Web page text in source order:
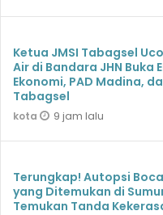
Ketua JMSI Tabagsel
Air di Bandara JHN Buka
Ekonomi, PAD Madina,
Tabagsel
kota 9 jam lalu
Terungkap! Autopsi
yang Ditemukan di
Temukan Tanda